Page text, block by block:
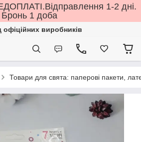
1-2 дні.
Бронь 1 доба
виробників
Товари для свята: паперові пакети,